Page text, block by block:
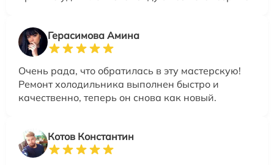
Герасимова Амина
Очень рада, что обратилась в эту мастерскую!
Ремонт холодильника выполнен быстро и
качественно, теперь он снова как новый.
Котов Константин